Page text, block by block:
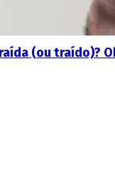
(ou traído)?